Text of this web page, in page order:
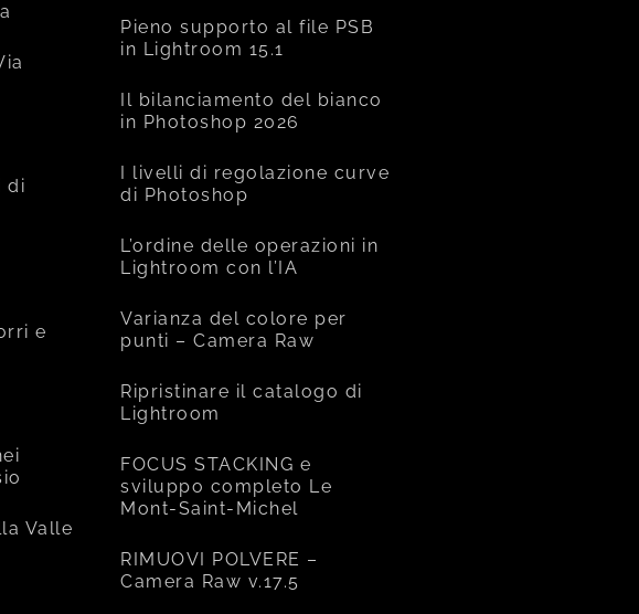
di
e
Valle
Pieno supporto al file PSB
in Lightroom 15.1
Il bilanciamento del bianco
in Photoshop 2026
I livelli di regolazione curve
di Photoshop
L’ordine delle operazioni in
Lightroom con l’IA
Varianza del colore per
punti – Camera Raw
Ripristinare il catalogo di
Lightroom
FOCUS STACKING e
sviluppo completo Le
Mont-Saint-Michel
RIMUOVI POLVERE –
Camera Raw v.17.5